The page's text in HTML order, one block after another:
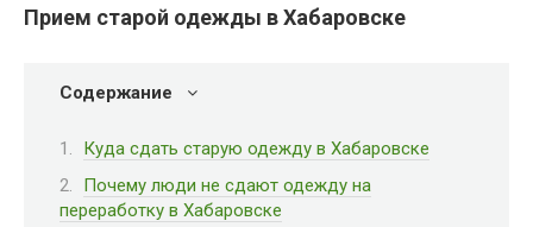
Прием старой одежды в Хабаровске
Содержание
Куда сдать старую одежду в Хабаровске
Почему люди не сдают одежду на
переработку в Хабаровске